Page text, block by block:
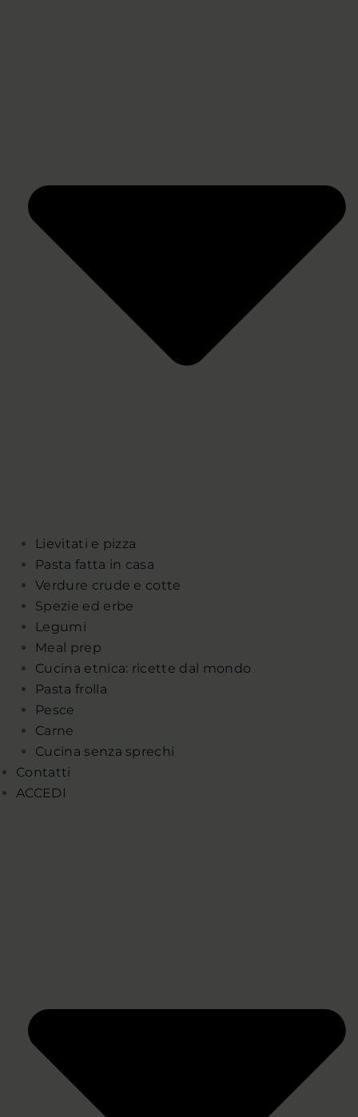
Lievitati e pizza
Pasta fatta in casa
Verdure crude e cotte
Spezie ed erbe
Legumi
Meal prep
Cucina etnica: ricette dal mondo
Pasta frolla
Pesce
Carne
Cucina senza sprechi
Contatti
ACCEDI